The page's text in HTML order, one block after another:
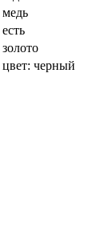
медь
есть
золото
цвет: черный